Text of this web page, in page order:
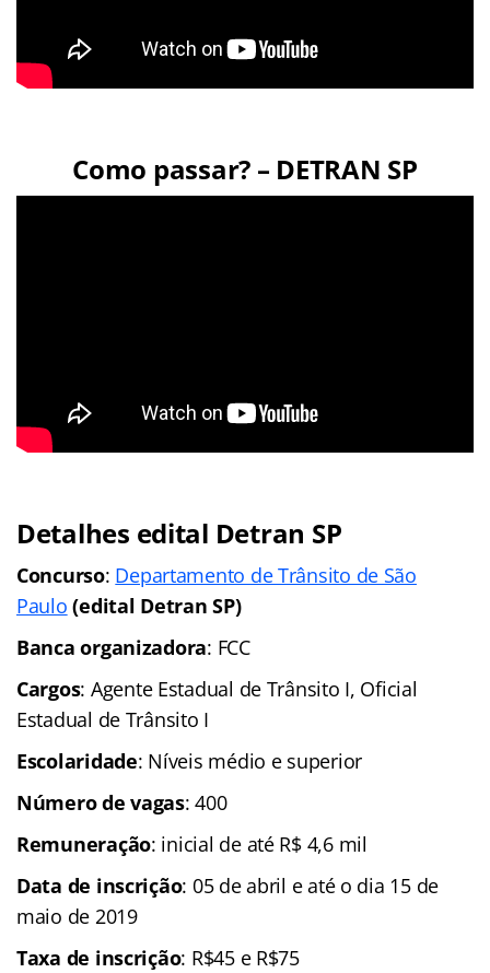
Como passar? – DETRAN SP
Detalhes edital Detran SP
Concurso: Departamento de Trânsito de São
Paulo (edital Detran SP)
Banca organizadora: FCC
Cargos: Agente Estadual de Trânsito I, Oficial
Estadual de Trânsito I
Escolaridade: Níveis médio e superior
Número de vagas: 400
Remuneração: inicial de até R$ 4,6 mil
Data de inscrição: 05 de abril e até o dia 15 de
maio de 2019
Taxa de inscrição: R$45 e R$75